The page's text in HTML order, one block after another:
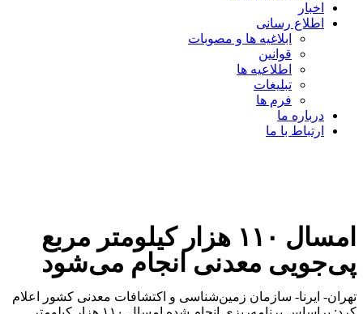
اخبار
اطلاع رسانی
ابلاغیه ها و مصوبات
قوانین
اطلاعیه ها
تبلیغات
فرم ها
درباره ما
ارتباط با ما
امسال ۱۱۰ هزار کیلومتر مربع
پی‌جویی معدنی انجام می‌شود
تهران- ایرنا- سازمان زمین‌شناسی و اکتشافات معدنی کشور اعلام